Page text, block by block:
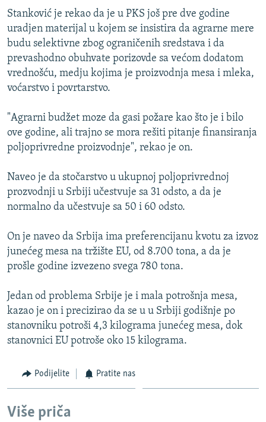
Stanković je rekao da je u PKS još pre dve godine
uradjen materijal u kojem se insistira da agrarne mere
budu selektivne zbog ograničenih sredstava i da
prevashodno obuhvate porizovde sa većom dodatom
vrednošću, medju kojima je proizvodnja mesa i mleka,
voćarstvo i povrtarstvo.
"Agrarni budžet moze da gasi požare kao što je i bilo
ove godine, ali trajno se mora rešiti pitanje finansiranja
poljoprivredne proizvodnje", rekao je on.
Naveo je da stočarstvo u ukupnoj poljoprivrednoj
prozvodnji u Srbiji učestvuje sa 31 odsto, a da je
normalno da učestvuje sa 50 i 60 odsto.
On je naveo da Srbija ima preferencijanu kvotu za izvoz
junećeg mesa na tržište EU, od 8.700 tona, a da je
prošle godine izvezeno svega 780 tona.
Jedan od problema Srbije je i mala potrošnja mesa,
kazao je on i precizirao da se u u Srbiji godišnje po
stanovniku potroši 4,3 kilograma junećeg mesa, dok
stanovnici EU potroše oko 15 kilograma.
Podijelite Pratite nas
Više priča